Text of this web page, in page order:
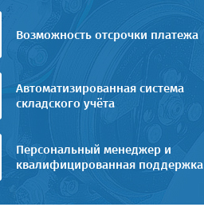
Возможность отсрочки платежа
Автоматизированная система
складского учёта
Персональный менеджер и
квалифицированная поддержка